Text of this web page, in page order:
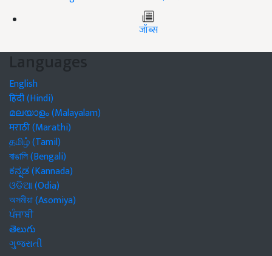
जॉब्स
Languages
English
हिंदी (Hindi)
മലയാളം (Malayalam)
मराठी (Marathi)
தமிழ் (Tamil)
বাঙালি (Bengali)
ಕನ್ನಡ (Kannada)
ଓଡିଆ (Odia)
অসমীয়া (Asomiya)
ਪੰਜਾਬੀ
తెలుగు
ગુજરાતી